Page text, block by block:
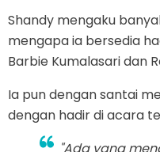
Shandy mengaku
mengapa ia bersedia
Barbie Kumalasari dan
Ia pun dengan santai
dengan hadir di acara
"Ada yang